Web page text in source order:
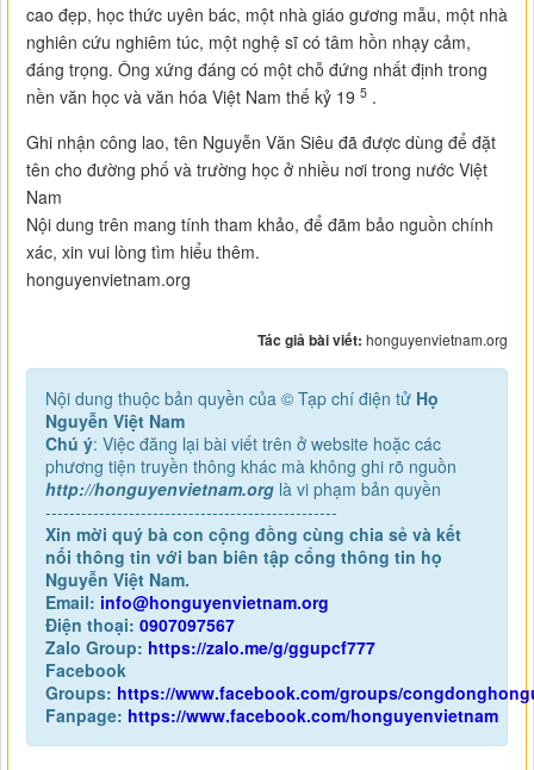
cao đẹp, học thức uyên bác, một nhà giáo gương mẫu, một nhà
nghiên cứu nghiêm túc, một nghệ sĩ có tâm hồn nhạy cảm,
đáng trọng. Ông xứng đáng có một chỗ đứng nhất định trong
nền văn học và văn hóa Việt Nam thế kỷ 19 5 .
Ghi nhận công lao, tên Nguyễn Văn Siêu đã được dùng để đặt
tên cho đường phố và trường học ở nhiều nơi trong nước Việt
Nam
Nội dung trên mang tính tham khảo, để đãm bảo nguồn chính
xác, xin vui lòng tìm hiểu thêm.
honguyenvietnam.org
Tác giả bài viết: honguyenvietnam.org
Nội dung thuộc bản quyền của © Tạp chí điện tử Họ
Nguyễn Việt Nam
Chú ý: Việc đăng lại bài viết trên ở website hoặc các
phương tiện truyền thông khác mà không ghi rõ nguồn
http://honguyenvietnam.org là vi phạm bản quyền
-------------------------------------------------
Xin mời quý bà con cộng đồng cùng chia sẻ và kết
nối thông tin với ban biên tập cổng thông tin họ
Nguyễn Việt Nam.
Email: info@honguyenvietnam.org
Điện thoại: 0907097567
Zalo Group: https://zalo.me/g/ggupcf777
Facebook
Groups: https://www.facebook.com/groups/
Fanpage: https://www.facebook.com/honguyenvietnam